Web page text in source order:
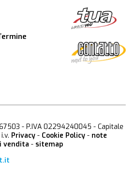
- P.IVA 02294240045 - Capitale
Privacy - Cookie Policy - note
vendita - sitemap